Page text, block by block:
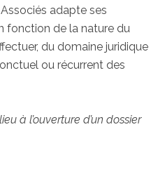
adapte ses
fonction de la nature du
du domaine juridique
ou récurrent des
à l’ouverture d’un dossier